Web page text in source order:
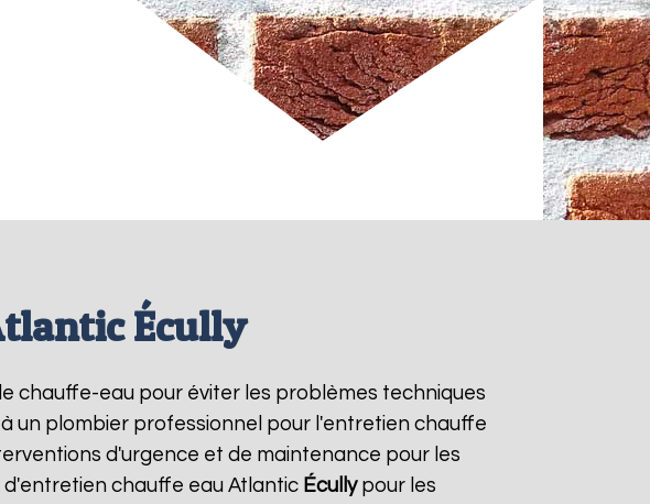
Écully
chauffe-eau pour éviter les problèmes techniques
un plombier professionnel pour l'entretien chauffe
d'urgence et de maintenance pour les
chauffe eau Atlantic Écullypour les